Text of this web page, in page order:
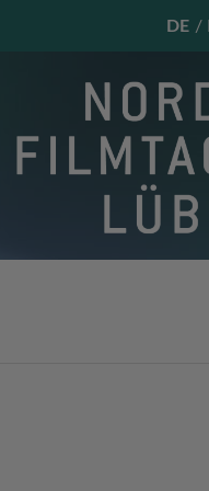
DE